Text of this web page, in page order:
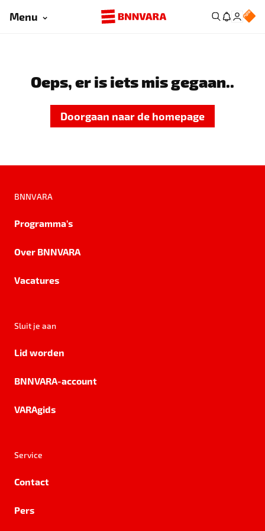
Menu
Oeps, er is iets mis gegaan..
Doorgaan naar de homepage
BNNVARA
Programma's
Over BNNVARA
Vacatures
Sluit je aan
Lid worden
BNNVARA-account
VARAgids
Service
Contact
Pers